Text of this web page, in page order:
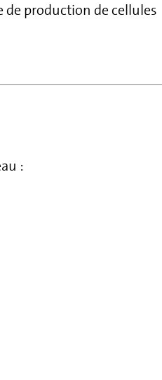
production de cellules
: